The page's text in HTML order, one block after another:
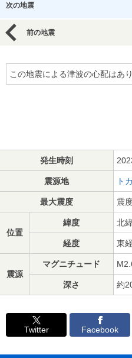
次の地震
前の地震
この地震による津波の心配はあり
発生時刻
震源地 ト
最大震度 震
位置
緯度 北
経度 東
震源
マグニチュード
深さ 約
Twitter Facebook